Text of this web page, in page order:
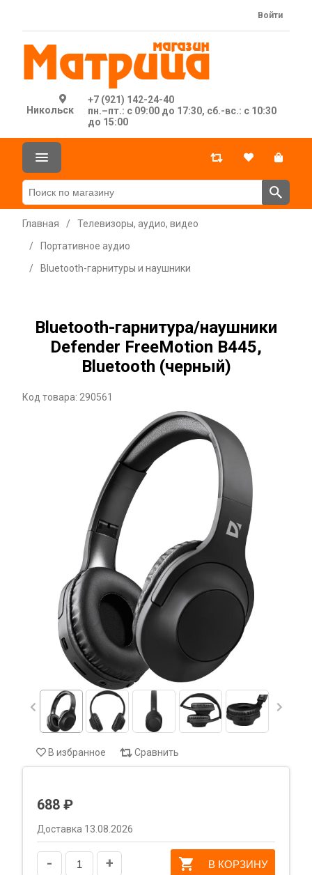
Никольск
+7 (921) 142-24-40
пн.–пт.: с 09:00 до 17:30, сб.-вс.: с 10:30
до 15:00
Войти
Главная /
Телевизоры, аудио, видео
/
Портативное аудио
/
Bluetooth-гарнитуры и наушники
Bluetooth-гарнитура/наушники
Defender FreeMotion B445,
Bluetooth (черный)
Код товара: 290561
В избранное Сравнить
688 ₽
Доставка 13.08.2026
- + В КОРЗИНУ